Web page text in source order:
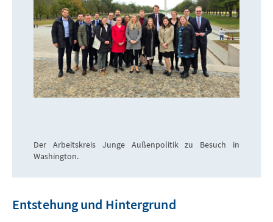
Der Arbeitskreis Junge Außenpolitik zu Besuch in
Washington.
Entstehung und Hintergrund